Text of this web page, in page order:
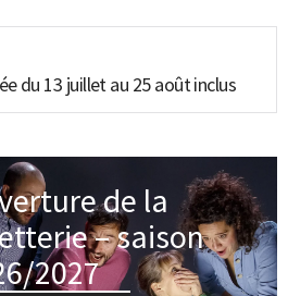
du 13 juillet au 25 août inclus
de la
– saison
2027